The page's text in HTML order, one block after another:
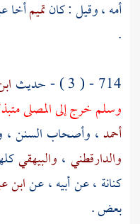
أمه ، وقيل : كانتميمأخا
.
714 - ( 3 ) - حديث
وسلم خرج إلى المصلى
أحمد، وأصحاب السنن ،
والدارقطني ، والبيهقي
كنانة ، عن أبيه ، عنابن
بعض .